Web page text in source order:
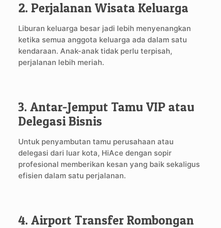
2. Perjalanan Wisata Keluarga
Liburan keluarga besar jadi lebih menyenangkan
ketika semua anggota keluarga ada dalam satu
kendaraan. Anak-anak tidak perlu terpisah,
perjalanan lebih meriah.
3. Antar-Jemput Tamu VIP atau
Delegasi Bisnis
Untuk penyambutan tamu perusahaan atau
delegasi dari luar kota, HiAce dengan sopir
profesional memberikan kesan yang baik sekaligus
efisien dalam satu perjalanan.
4. Airport Transfer Rombongan